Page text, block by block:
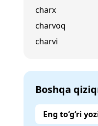
charx
charvoq
charvi
Boshqa
Eng to‘g‘ri